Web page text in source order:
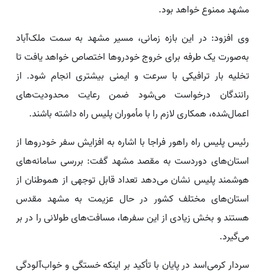
مشهد ممنوع خواهد بود.
وی افزود: در این بازه زمانی، مسیر مشهد به سمت ملک‌آباد
به‌صورت یک‌ طرفه برای خروج خودروها اختصاص خواهد یافت تا
تخلیه بار ترافیکی با سرعت و ایمنی بیشتری انجام شود. از
رانندگان درخواست می‌شود ضمن رعایت محدودیت‌های
اعمال‌شده، همکاری لازم را با مأموران پلیس راه داشته باشند.
رئیس پلیس راه راهور فراجا با اشاره به افزایش سفر خودروها از
استان‌های دوردست به مقصد مشهد گفت: بررسی سامانه‌های
هوشمند پلیس نشان می‌دهد تعداد قابل توجهی از هموطنان از
استان‌های مختلف کشور در حال عزیمت به مشهد مقدس
هستند و بخش زیادی از این سفرها، مسافت‌های طولانی را در بر
می‌گیرد.
سردار کرمی‌اسد در پایان با تأکید بر اینکه خستگی و خواب‌آلودگی